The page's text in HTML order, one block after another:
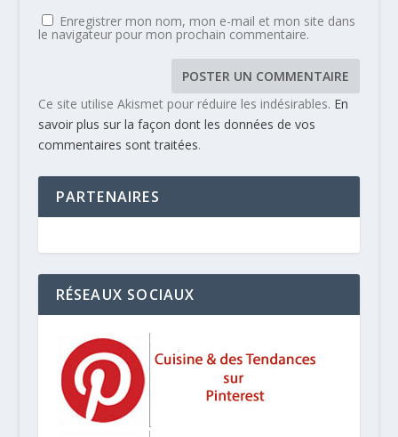
Enregistrer mon nom, mon e-mail et mon site dans
le navigateur pour mon prochain commentaire.
Ce site utilise Akismet pour réduire les indésirables. En
savoir plus sur la façon dont les données de vos
commentaires sont traitées.
PARTENAIRES
RÉSEAUX SOCIAUX